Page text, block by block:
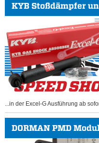
KYB Stoßdämpfer
...in der Excel-G Ausführung ab
DORMAN PMD